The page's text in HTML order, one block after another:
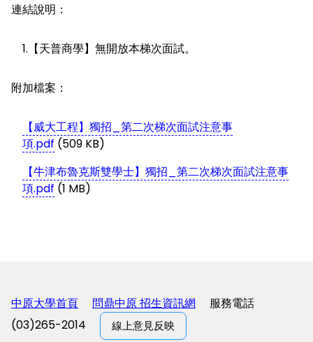
連結說明：
1.【天普商學】無開放本梯次面試。
附加檔案：
【威大工程】獨招_第二次梯次面試注意事
項.pdf (509 KB)
【牛津布魯克斯雙學士】獨招_第二次梯次面試注意事
項.pdf (1 MB)
中原大學首頁 問鼎中原 招生資訊網
服務電話
(03)265-2014
線上意見反映